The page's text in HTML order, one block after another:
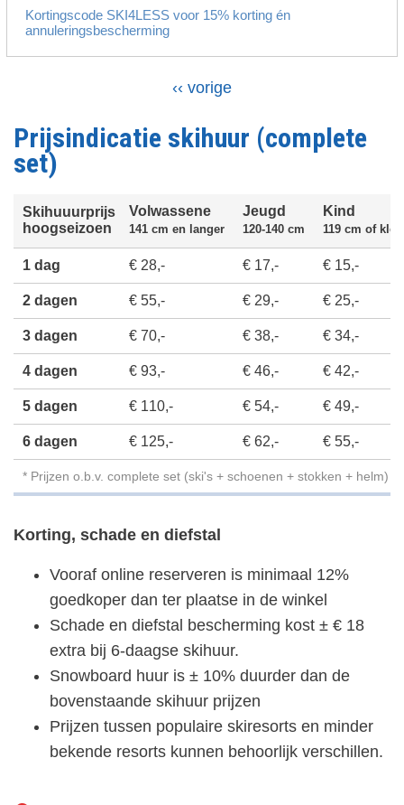
Vorige
‹‹ vorige
Prijsindicatie skihuur (complete
set)
Skihuuurprijs
hoogseizoen
Volwassene
141 cm en langer
Jeugd
120-140 cm
Kind
119 cm of
1 dag € 28,- € 17,- € 15,-
2 dagen € 55,- € 29,- € 25,-
3 dagen € 70,- € 38,- € 34,-
4 dagen € 93,- € 46,- € 42,-
5 dagen € 110,- € 54,- € 49,-
6 dagen € 125,- € 62,- € 55,-
* Prijzen o.b.v. complete set (ski's + schoenen + stokken + helm)
Korting, schade en diefstal
Vooraf online reserveren is minimaal 12%
goedkoper dan ter plaatse in de winkel
Schade en diefstal bescherming kost ± € 18
extra bij 6-daagse skihuur.
Snowboard huur is ± 10% duurder dan de
bovenstaande skihuur prijzen
Prijzen tussen populaire skiresorts en minder
bekende resorts kunnen behoorlijk verschillen.